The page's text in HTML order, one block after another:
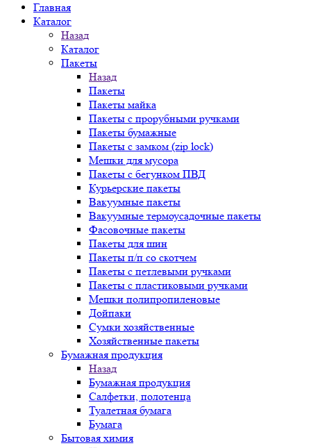
Главная
Каталог
Назад
Каталог
Пакеты
Назад
Пакеты
Пакеты майка
Пакеты с прорубными ручками
Пакеты бумажные
Пакеты с замком (zip lock)
Мешки для мусора
Пакеты с бегунком ПВД
Курьерские пакеты
Вакуумные пакеты
Вакуумные термоусадочные пакеты
Фасовочные пакеты
Пакеты для шин
Пакеты п/п со скотчем
Пакеты с петлевыми ручками
Пакеты с пластиковыми ручками
Мешки полипропиленовые
Дойпаки
Сумки хозяйственные
Хозяйственные пакеты
Бумажная продукция
Назад
Бумажная продукция
Салфетки, полотенца
Туалетная бумага
Бумага
Бытовая химия